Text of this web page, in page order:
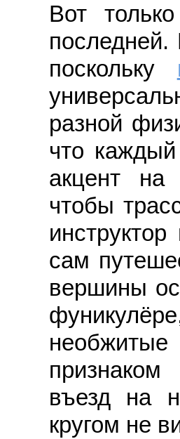
Вот
последней.
поскольку
разной
что
акцент
чтобы
сам
вершины
въезд на
кругом не